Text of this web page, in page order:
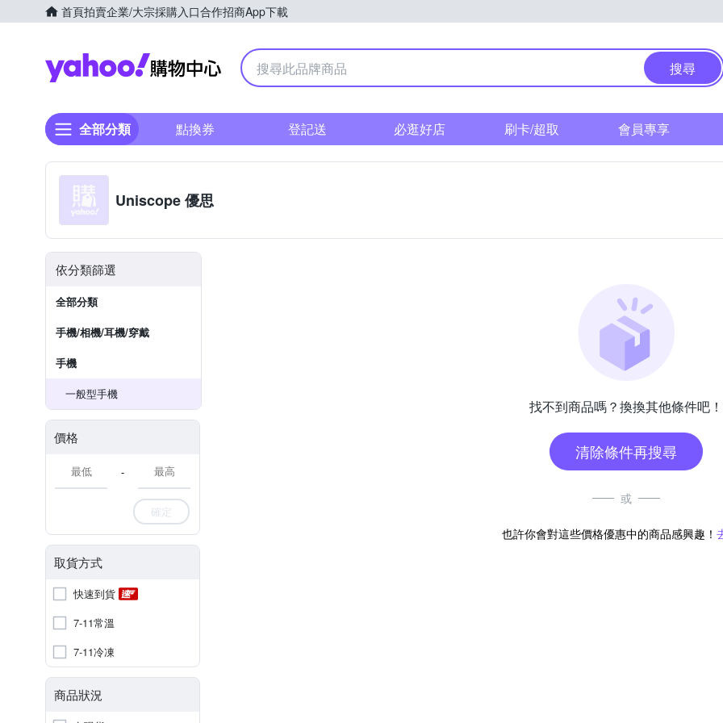
首頁拍賣企業/大宗採購入口合作招商App下載
Yahoo購物中心
搜尋
全部分類 點換券 登記送 必逛好店 刷卡/超取 會員專享
Uniscope 優思
依分類篩選
全部分類
手機/相機/耳機/穿戴
手機
一般型手機
價格
-
確定
取貨方式
快速到貨
7-11常溫
7-11冷凍
商品狀況
找不到商品嗎？換換其他條件吧！
清除條件再搜尋
或
也許你會對這些價格優惠中的商品感興趣！